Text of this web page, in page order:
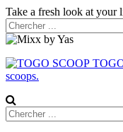
Take a fresh look at your
scoops.